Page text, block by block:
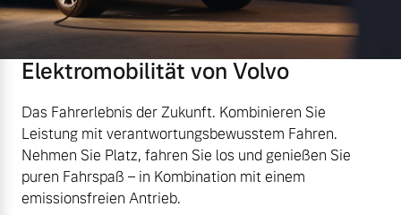
Fahrzeug konfigurieren
Sofort verfügbare Fahrzeuge
Volvo Selekt
Volvo Winter- und
Sommer Kompletträder.
Bitte sprechen Sie uns
direkt an.
Mehr erfahren
Frühjahrscheck
Elektromobilität von Volvo
Das Fahrerlebnis der Zukunft. Kombinieren Sie
Leistung mit verantwortungsbewusstem Fahren.
Nehmen Sie Platz, fahren Sie los und genießen Sie
puren Fahrspaß – in Kombination mit einem
emissionsfreien Antrieb.